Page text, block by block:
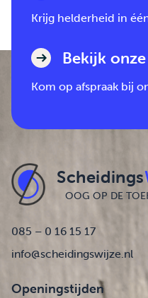
Krijg helderheid in
Bekijk
Kom op afspraak bij
Scheidings
OOG OP DE
085 – 0 16 15 17
info@scheidingswijze.nl
Openingstijden